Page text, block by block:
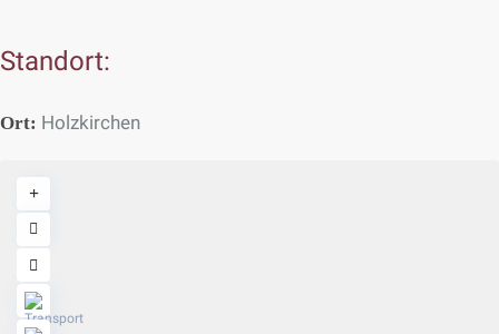
Standort:
Ort: Holzkirchen